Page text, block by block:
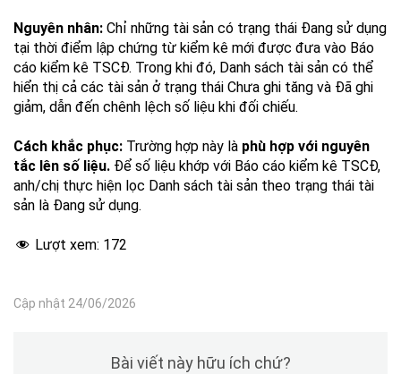
Nguyên nhân: Chỉ những tài sản có trạng thái Đang sử dụng
tại thời điểm lập chứng từ kiểm kê mới được đưa vào Báo
cáo kiểm kê TSCĐ. Trong khi đó, Danh sách tài sản có thể
hiển thị cả các tài sản ở trạng thái Chưa ghi tăng và Đã ghi
giảm, dẫn đến chênh lệch số liệu khi đối chiếu.
Cách khắc phục: Trường hợp này là phù hợp với nguyên
tắc lên số liệu. Để số liệu khớp với Báo cáo kiểm kê TSCĐ,
anh/chị thực hiện lọc Danh sách tài sản theo trạng thái tài
sản là Đang sử dụng.
Lượt xem: 172
Cập nhật 24/06/2026
Bài viết này hữu ích chứ?